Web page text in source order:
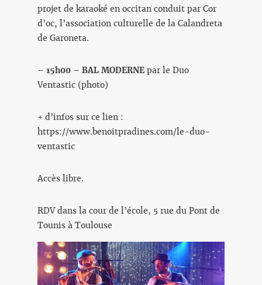
projet de karaoké en occitan conduit par Cor
d’oc, l’association culturelle de la Calandreta
de Garoneta.
– 15h00 – BAL MODERNE par le Duo
Ventastic (photo)
+ d’infos sur ce lien :
https://www.benoitpradines.com/le-duo-
ventastic
Accès libre.
RDV dans la cour de l’école, 5 rue du Pont de
Tounis à Toulouse